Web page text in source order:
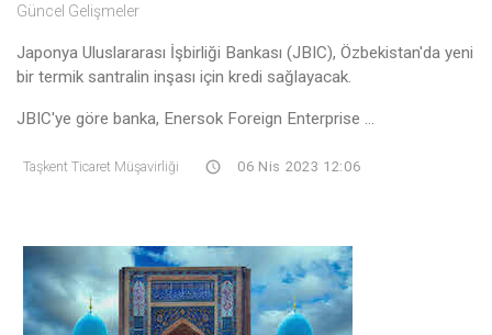
Güncel Gelişmeler
Japonya Uluslararası İşbirliği Bankası (JBIC), Özbekistan'da yeni
bir termik santralin inşası için kredi sağlayacak.
JBIC'ye göre banka, Enersok Foreign Enterprise ...
Taşkent Ticaret Müşavirliği 06 Nis 2023 12:06